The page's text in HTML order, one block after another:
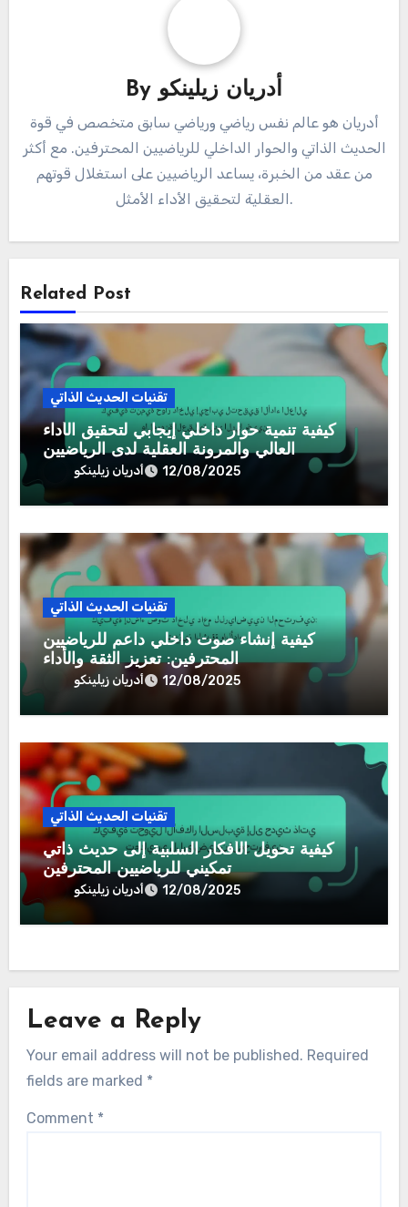
By أدريان زيلينكو
أدريان هو عالم نفس رياضي ورياضي سابق متخصص في قوة
الحديث الذاتي والحوار الداخلي للرياضيين المحترفين. مع أكثر
من عقد من الخبرة، يساعد الرياضيين على استغلال قوتهم
العقلية لتحقيق الأداء الأمثل.
Related Post
تقنيات الحديث الذاتي
كيفية تنمية حوار داخلي إيجابي لتحقيق الأداء
العالي والمرونة العقلية لدى الرياضيين
أدريان زيلينكو 12/08/2025
تقنيات الحديث الذاتي
كيفية إنشاء صوت داخلي داعم للرياضيين
المحترفين: تعزيز الثقة والأداء
أدريان زيلينكو 12/08/2025
تقنيات الحديث الذاتي
كيفية تحويل الأفكار السلبية إلى حديث ذاتي
تمكيني للرياضيين المحترفين
أدريان زيلينكو 12/08/2025
Leave a Reply
Your email address will not be published. Required
fields are marked *
Comment *